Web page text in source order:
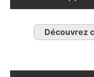
Découvrez